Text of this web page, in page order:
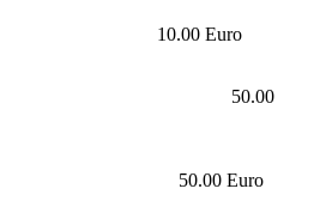
10.00 Euro
50.00
Euro